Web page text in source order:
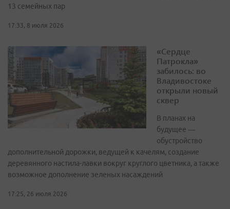
13 семейных пар
17:33, 8 июля 2026
«Сердце
Патрокла»
забилось: во
Владивостоке
открыли новый
сквер
В планах на
будущее —
обустройство
дополнительной дорожки, ведущей к качелям, создание
деревянного настила-лавки вокруг круглого цветника, а также
возможное дополнение зеленых насаждений
17:25, 26 июля 2026